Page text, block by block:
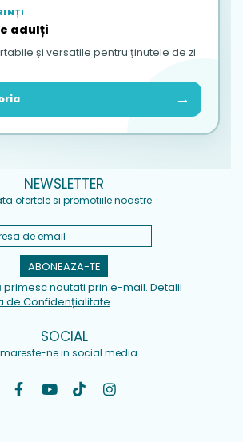
adulți
și versatile pentru ținutele de zi
→
NEWSLETTER
ofertele si promotiile noastre
primesc noutati prin e-mail. Detalii
de Confidențialitate.
SOCIAL
ne in social media